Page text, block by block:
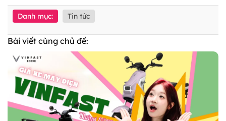
Danh mục: Tin tức
Bài viết cùng chủ đề: